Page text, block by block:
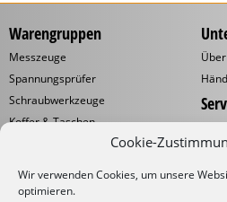
Cookie-
Wir verwenden Cookies, um unsere
optimieren.
Warengruppen
Messzeuge
Spannungsprüfer
Schraubwerkzeuge
Koffer & Taschen
Schneidwaren